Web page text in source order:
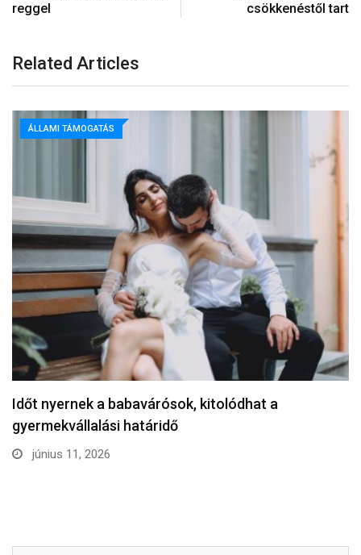
reggel
csökkenéstől tart
Related Articles
ÁLLAMI TÁMOGATÁS
Időt nyernek a babavárósok, kitolódhat a
gyermekvállalási határidő
június 11, 2026